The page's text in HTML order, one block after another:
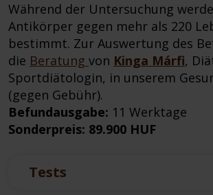
Während der Untersuchung
Antikörper gegen mehr als 220
bestimmt. Zur Auswertung des
die Beratung von Kinga Márfi,
Sportdiätologin, in unserem
(gegen Gebühr).
Befundausgabe: 11 Werktage
Sonderpreis: 89.900 HUF
Tests